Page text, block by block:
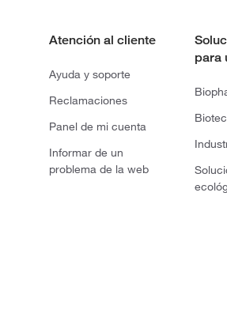
Atención al cliente
Ayuda y soporte
Reclamaciones
Panel de mi cuenta
Informar de un
problema de la web
para